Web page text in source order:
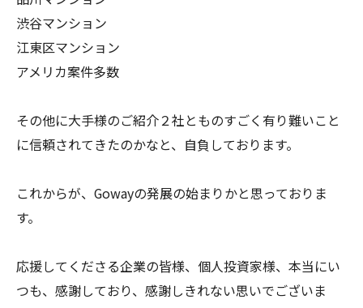
渋谷マンション
江東区マンション
アメリカ案件多数
その他に大手様のご紹介２社とものすごく有り難いこと
に信頼されてきたのかなと、自負しております。
これからが、Gowayの発展の始まりかと思っておりま
す。
応援してくださる企業の皆様、個人投資家様、本当にい
つも、感謝しており、感謝しきれない思いでございま